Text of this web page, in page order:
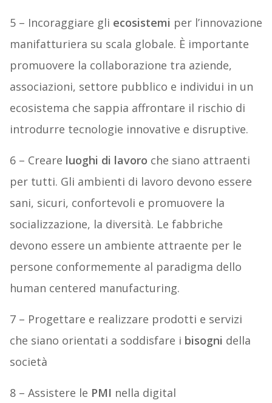
5 – Incoraggiare gli ecosistemi per l’innovazione
manifatturiera su scala globale. È importante
promuovere la collaborazione tra aziende,
associazioni, settore pubblico e individui in un
ecosistema che sappia affrontare il rischio di
introdurre tecnologie innovative e disruptive.
6 – Creare luoghi di lavoro che siano attraenti
per tutti. Gli ambienti di lavoro devono essere
sani, sicuri, confortevoli e promuovere la
socializzazione, la diversità. Le fabbriche
devono essere un ambiente attraente per le
persone conformemente al paradigma dello
human centered manufacturing.
7 – Progettare e realizzare prodotti e servizi
che siano orientati a soddisfare i bisogni della
società
8 – Assistere le PMI nella digital